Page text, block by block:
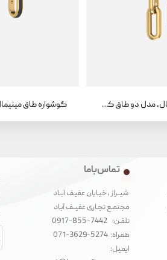
گوشواره طاق مینیمال، مدل دو طاق کوچک
تماس با ما
شیــراز ،خیـابان عفیـف آبــاد
مجتمـع تجـاری عفیــف آبـاد‌
تلفـن: 7442-855-0917
همراه: 5274-3629-071
ایمیل: